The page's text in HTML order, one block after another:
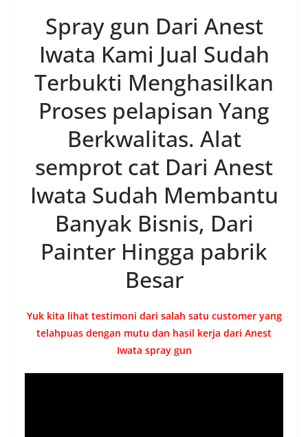
Spray gun Dari Anest
Iwata Kami Jual Sudah
Terbukti Menghasilkan
Proses pelapisan Yang
Berkwalitas. Alat
semprot cat Dari Anest
Iwata Sudah Membantu
Banyak Bisnis, Dari
Painter Hingga pabrik
Besar
Yuk kita lihat testimoni dari salah satu customer yang
telahpuas dengan mutu dan hasil kerja dari Anest
Iwata spray gun